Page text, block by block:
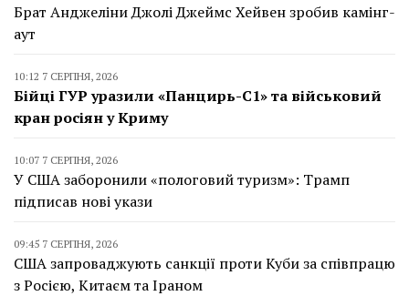
Брат Анджеліни Джолі Джеймс Хейвен зробив камінг-
аут
10:12 7 СЕРПНЯ, 2026
Бійці ГУР уразили «Панцирь-С1» та військовий
кран росіян у Криму
10:07 7 СЕРПНЯ, 2026
У США заборонили «пологовий туризм»: Трамп
підписав нові укази
09:45 7 СЕРПНЯ, 2026
США запроваджують санкції проти Куби за співпрацю
з Росією, Китаєм та Іраном